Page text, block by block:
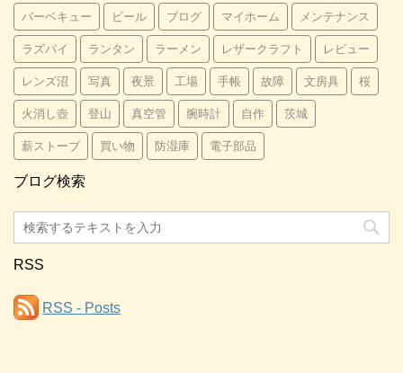
バーベキュー ビール ブログ マイホーム メンテナンス
ラズパイ ランタン ラーメン レザークラフト レビュー
レンズ沼 写真 夜景 工場 手帳 故障 文房具 桜
火消し壺 登山 真空管 腕時計 自作 茨城
薪ストーブ 買い物 防湿庫 電子部品
ブログ検索
RSS
RSS - Posts